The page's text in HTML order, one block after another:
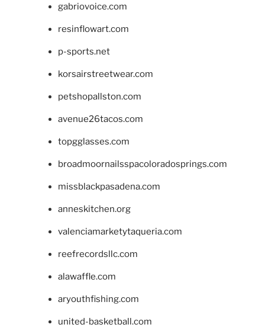
gabriovoice.com
resinflowart.com
p-sports.net
korsairstreetwear.com
petshopallston.com
avenue26tacos.com
topgglasses.com
broadmoornailsspacoloradosprings.com
missblackpasadena.com
anneskitchen.org
valenciamarketytaqueria.com
reefrecordsllc.com
alawaffle.com
aryouthfishing.com
united-basketball.com